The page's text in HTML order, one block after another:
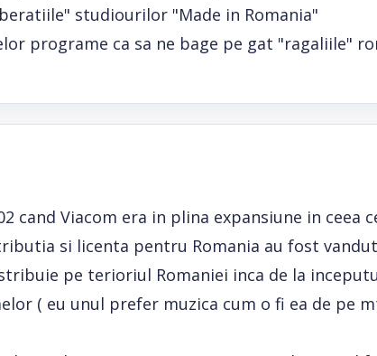
studiourilor "Made in Romania"
programe ca sa ne bage pe gat "ragaliile"
cand Viacom era in plina expansiune in ceea
si licenta pentru Romania au fost
pe terioriul Romaniei inca de la
( eu unul prefer muzica cum o fi ea de pe